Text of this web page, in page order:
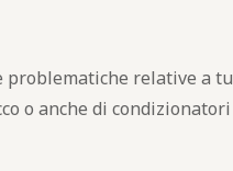
problematiche relative a
o anche di